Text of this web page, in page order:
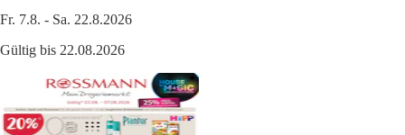
Fr. 7.8. - Sa. 22.8.2026
Gültig bis 22.08.2026